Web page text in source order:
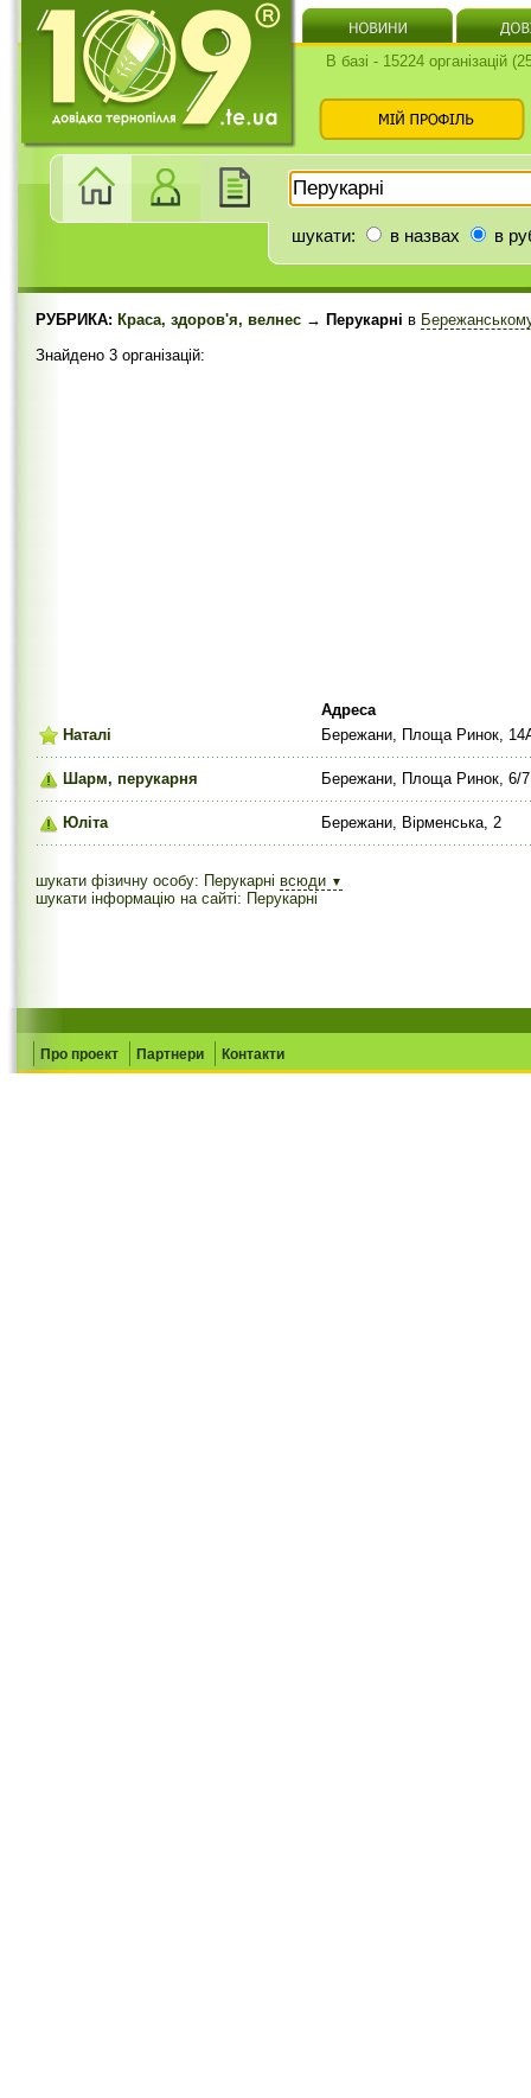
В базі - 15224 організацій
шукати: в назвах в
РУБРИКА: Краса, здоров'я, велнес → Перукарні в
Знайдено 3 організацій:
Адреса
Наталі
Бережани, Площа Ринок,
Шарм, перукарня Бережани, Площа Ринок, 6/7
Юліта Бережани, Вірменська, 2
шукати фізичну особу: Перукарні всюди ▼
шукати інформацію на сайті: Перукарні
Про проект Партнери Контакти